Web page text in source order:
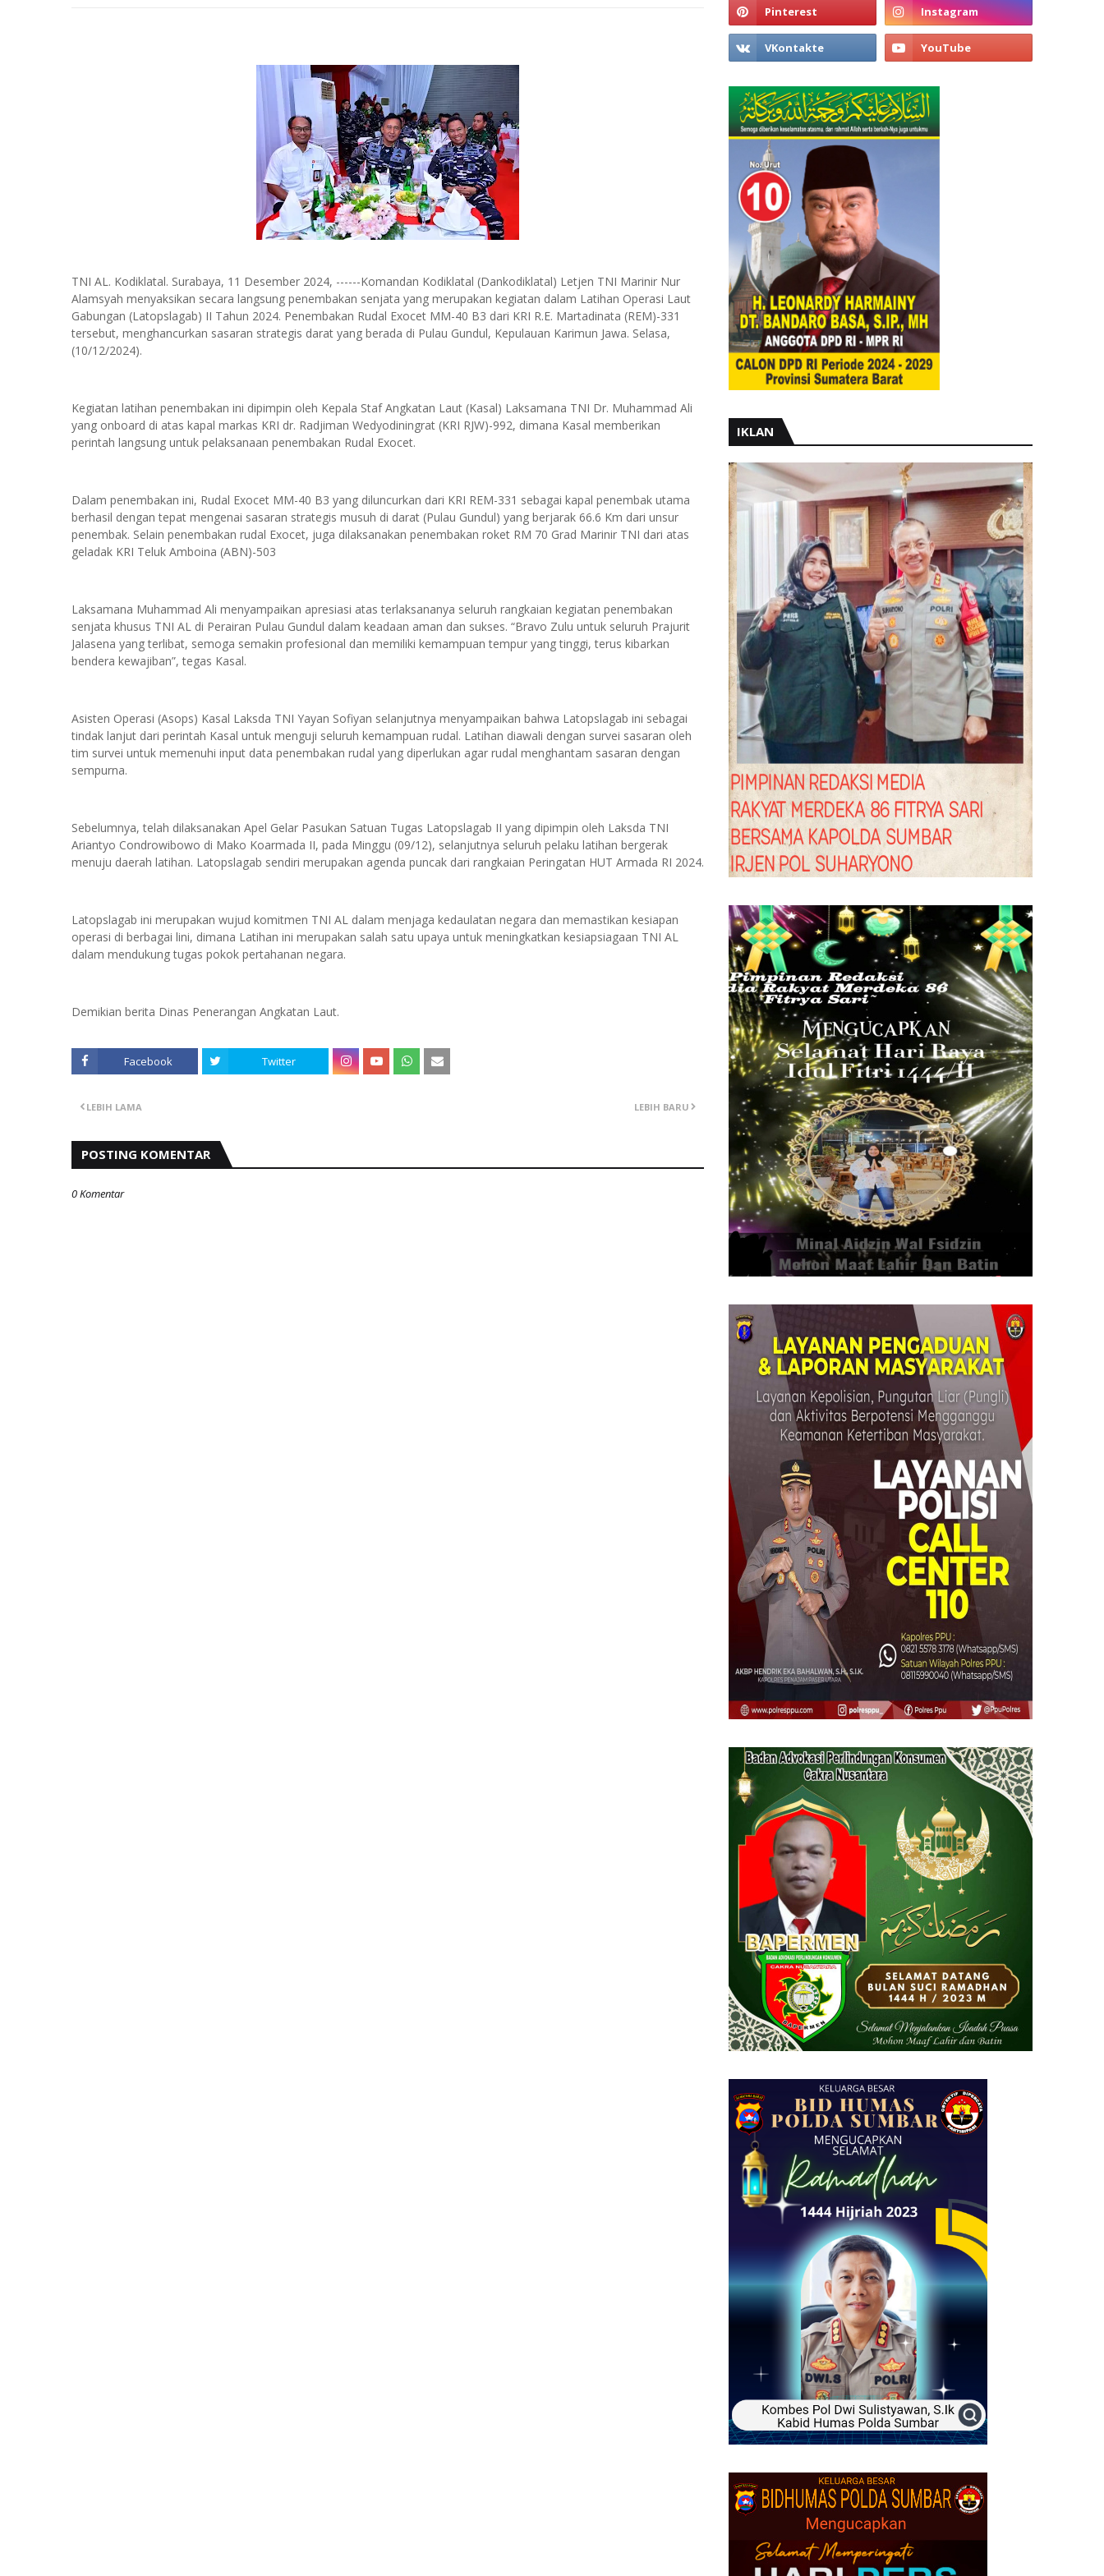
TNI AL. Kodiklatal. Surabaya, 11 Desember 2024, ------Komandan Kodiklatal (Dankodiklatal) Letjen TNI Marinir Nur
Alamsyah menyaksikan secara langsung penembakan senjata yang merupakan kegiatan dalam Latihan Operasi Laut
Gabungan (Latopslagab) II Tahun 2024. Penembakan Rudal Exocet MM-40 B3 dari KRI R.E. Martadinata (REM)-331
tersebut, menghancurkan sasaran strategis darat yang berada di Pulau Gundul, Kepulauan Karimun Jawa. Selasa,
(10/12/2024).
Kegiatan latihan penembakan ini dipimpin oleh Kepala Staf Angkatan Laut (Kasal) Laksamana TNI Dr. Muhammad Ali
yang onboard di atas kapal markas KRI dr. Radjiman Wedyodiningrat (KRI RJW)-992, dimana Kasal memberikan
perintah langsung untuk pelaksanaan penembakan Rudal Exocet.
Dalam penembakan ini, Rudal Exocet MM-40 B3 yang diluncurkan dari KRI REM-331 sebagai kapal penembak utama
berhasil dengan tepat mengenai sasaran strategis musuh di darat (Pulau Gundul) yang berjarak 66.6 Km dari unsur
penembak. Selain penembakan rudal Exocet, juga dilaksanakan penembakan roket RM 70 Grad Marinir TNI dari atas
geladak KRI Teluk Amboina (ABN)-503
Laksamana Muhammad Ali menyampaikan apresiasi atas terlaksananya seluruh rangkaian kegiatan penembakan
senjata khusus TNI AL di Perairan Pulau Gundul dalam keadaan aman dan sukses. “Bravo Zulu untuk seluruh Prajurit
Jalasena yang terlibat, semoga semakin profesional dan memiliki kemampuan tempur yang tinggi, terus kibarkan
bendera kewajiban”, tegas Kasal.
Asisten Operasi (Asops) Kasal Laksda TNI Yayan Sofiyan selanjutnya menyampaikan bahwa Latopslagab ini sebagai
tindak lanjut dari perintah Kasal untuk menguji seluruh kemampuan rudal. Latihan diawali dengan survei sasaran oleh
tim survei untuk memenuhi input data penembakan rudal yang diperlukan agar rudal menghantam sasaran dengan
sempurna.
Sebelumnya, telah dilaksanakan Apel Gelar Pasukan Satuan Tugas Latopslagab II yang dipimpin oleh Laksda TNI
Ariantyo Condrowibowo di Mako Koarmada II, pada Minggu (09/12), selanjutnya seluruh pelaku latihan bergerak
menuju daerah latihan. Latopslagab sendiri merupakan agenda puncak dari rangkaian Peringatan HUT Armada RI 2024.
Latopslagab ini merupakan wujud komitmen TNI AL dalam menjaga kedaulatan negara dan memastikan kesiapan
operasi di berbagai lini, dimana Latihan ini merupakan salah satu upaya untuk meningkatkan kesiapsiagaan TNI AL
dalam mendukung tugas pokok pertahanan negara.
Demikian berita Dinas Penerangan Angkatan Laut.
Facebook Twitter
LEBIH BARU
LEBIH LAMA
POSTING KOMENTAR
0 Komentar
IKLAN